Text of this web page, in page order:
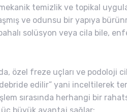
temizlik ve topikal
ve odunsu bir yapıya
solüsyon veya cila bile,
özel freze uçları ve podoloji
edilir” yani inceltilerek
sırasında herhangi bir